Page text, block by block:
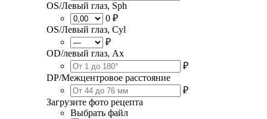
OS/Левый глаз, Sph
0 ₽
OS/Левый глаз, Cyl
₽
OD/левый глаз, Ax
₽
DP/Межцентровое расстояние
₽
Загрузите фото рецепта
Выбрать файл